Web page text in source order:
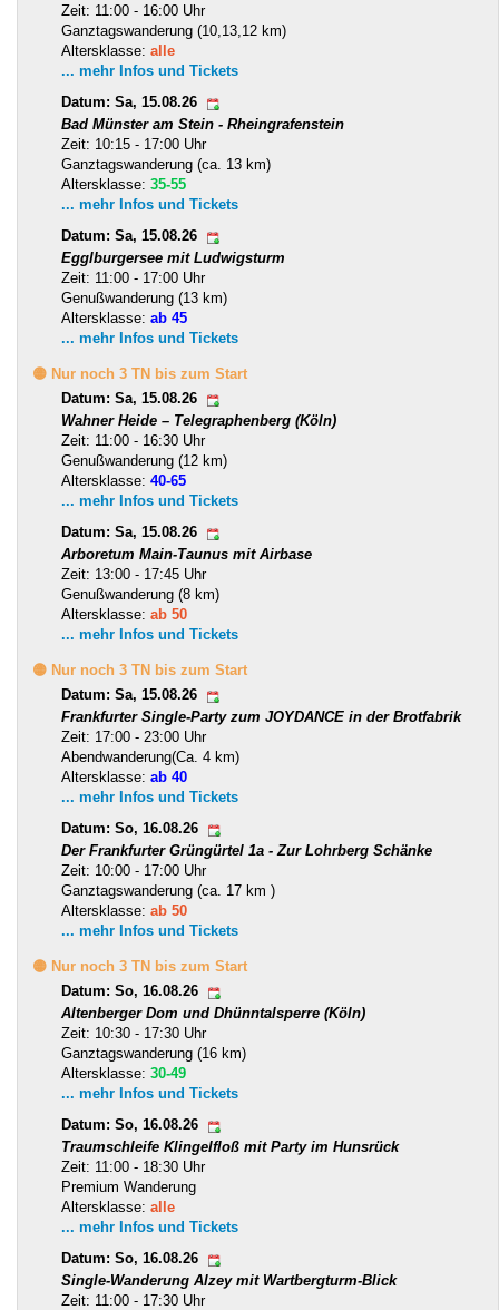
Zeit: 11:00 - 16:00 Uhr
Ganztagswanderung (10,13,12 km)
Altersklasse: alle
... mehr Infos und Tickets
Datum: Sa, 15.08.26
Bad Münster am Stein - Rheingrafenstein
Zeit: 10:15 - 17:00 Uhr
Ganztagswanderung (ca. 13 km)
Altersklasse: 35-55
... mehr Infos und Tickets
Datum: Sa, 15.08.26
Egglburgersee mit Ludwigsturm
Zeit: 11:00 - 17:00 Uhr
Genußwanderung (13 km)
Altersklasse: ab 45
... mehr Infos und Tickets
🟡 Nur noch 3 TN bis zum Start
Datum: Sa, 15.08.26
Wahner Heide – Telegraphenberg (Köln)
Zeit: 11:00 - 16:30 Uhr
Genußwanderung (12 km)
Altersklasse: 40-65
... mehr Infos und Tickets
Datum: Sa, 15.08.26
Arboretum Main-Taunus mit Airbase
Zeit: 13:00 - 17:45 Uhr
Genußwanderung (8 km)
Altersklasse: ab 50
... mehr Infos und Tickets
🟡 Nur noch 3 TN bis zum Start
Datum: Sa, 15.08.26
Frankfurter Single-Party zum JOYDANCE in der Brotfabrik
Zeit: 17:00 - 23:00 Uhr
Abendwanderung(Ca. 4 km)
Altersklasse: ab 40
... mehr Infos und Tickets
Datum: So, 16.08.26
Der Frankfurter Grüngürtel 1a - Zur Lohrberg Schänke
Zeit: 10:00 - 17:00 Uhr
Ganztagswanderung (ca. 17 km )
Altersklasse: ab 50
... mehr Infos und Tickets
🟡 Nur noch 3 TN bis zum Start
Datum: So, 16.08.26
Altenberger Dom und Dhünntalsperre (Köln)
Zeit: 10:30 - 17:30 Uhr
Ganztagswanderung (16 km)
Altersklasse: 30-49
... mehr Infos und Tickets
Datum: So, 16.08.26
Traumschleife Klingelfloß mit Party im Hunsrück
Zeit: 11:00 - 18:30 Uhr
Premium Wanderung
Altersklasse: alle
... mehr Infos und Tickets
Datum: So, 16.08.26
Single-Wanderung Alzey mit Wartbergturm-Blick
Zeit: 11:00 - 17:30 Uhr